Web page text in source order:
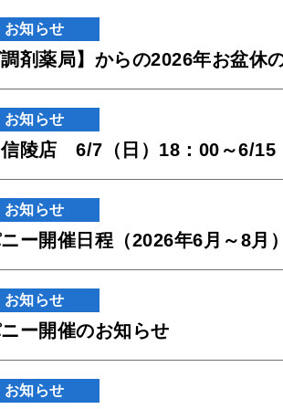
お知らせ
調剤薬局】からの2026年お盆休
お知らせ
信陵店 6/7（日）18：00～6/
お知らせ
ー開催日程（2026年6月～8月
お知らせ
ー開催のお知らせ
お知らせ